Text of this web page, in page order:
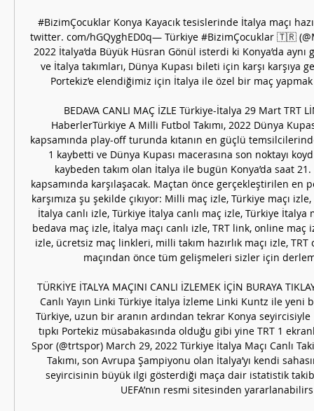
#BizimÇocuklar Konya Kayacık tesislerinde İtalya maçı
twitter. com/hGQyghED0q— Türkiye #BizimÇocuklar 🇹🇷
2022 İtalya’da Büyük Hüsran Gönül isterdi ki Konya’da aynı
ve İtalya takımları, Dünya Kupası bileti için karşı karşıya
Portekiz’e elendiğimiz için İtalya ile özel bir maç
BEDAVA CANLI MAÇ İZLE Türkiye-İtalya 29 Mart TRT
HaberlerTürkiye A Milli Futbol Takımı, 2022 Dünya
kapsamında play-off turunda kıtanın en güçlü
1 kaybetti ve Dünya Kupası macerasına son noktayı
kaybeden takım olan İtalya ile bugün Konya’da saat 21.
kapsamında karşılaşacak. Maçtan önce gerçekleştirilen en
karşımıza şu şekilde çıkıyor: Milli maç izle, Türkiye maçı
İtalya canlı izle, Türkiye İtalya canlı maç izle, Türkiye İtalya
bedava maç izle, İtalya maçı canlı izle, TRT link, online maç
izle, ücretsiz maç linkleri, milli takım hazırlık maçı izle, TRT
maçından önce tüm gelişmeleri sizler için
TÜRKİYE İTALYA MAÇINI CANLI İZLEMEK İÇİN BURAYA
Canlı Yayın Linki Türkiye İtalya İzleme Linki Kuntz ile yeni
Türkiye, uzun bir aranın ardından tekrar Konya
tıpkı Portekiz müsabakasında olduğu gibi yine TRT 1
Spor (@trtspor) March 29, 2022 Türkiye İtalya Maçı Canlı
Takımı, son Avrupa Şampiyonu olan İtalya’yı kendi
seyircisinin büyük ilgi gösterdiği maça dair istatistik
UEFA’nın resmi sitesinden